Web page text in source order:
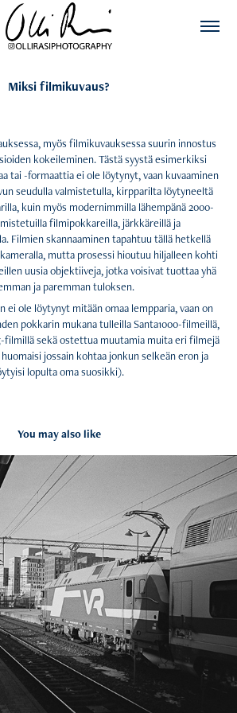
Miksi filmikuvaus?
myös filmikuvauksessa suurin innostus
kokeileminen. Tästä syystä esimerkiksi
tai -formaattia ei ole löytynyt, vaan kuvaaminen
seudulla valmistetulla, kirpparilta löytyneeltä
kuin myös modernimmilla lähempänä 2000-
filmipokkareilla, järkkäreillä ja
Filmien skannaaminen tapahtuu tällä hetkellä
mutta prosessi hioutuu hiljalleen kohti
uusia objektiiveja, jotka voisivat tuottaa yhä
ja paremman tuloksen.
ei ole löytynyt mitään omaa lempparia, vaan on
pokkarin mukana tulleilla Santa1000-filmeillä,
filmillä sekä ostettua muutamia muita eri filmejä
jossain kohtaa jonkun selkeän eron ja
lopulta oma suosikki).
You may also like
Pokkarikuvaaminen
2024